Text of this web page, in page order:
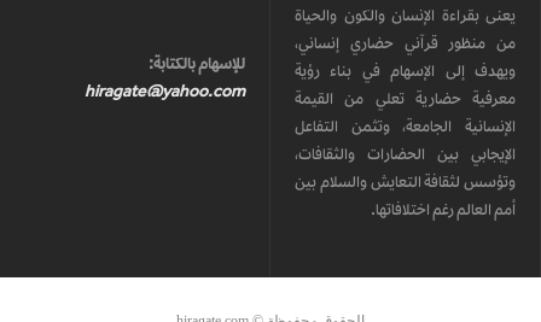
يعنى بقراءة الإنسان والكون والحياة
من منظور قرآني حضاري إنساني،
ويهدف إلى الإسهام في بناء رؤية
معرفية حضارية تعلي من القيمة
الإنسانية الجامعة، وتثمن التفاعل
الإيجابي بين الحضارات والثقافات،
وتؤسس لثقافة التعايش والسلام بين
أمم العالم رغم اختلافاتها.
للإسهام بالكتابة:
hiragate@yahoo.com